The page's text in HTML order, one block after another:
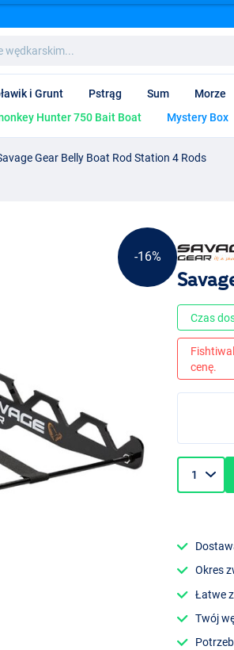
i Grunt Pstrąg Sum Morze
Hunter 750 Bait Boat Mystery Box
Gear Belly Boat Rod Station 4 Rods
-16%
Czas
cenę.
Okres
Łatwe
Twój